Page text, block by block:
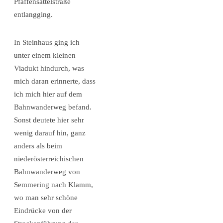
entlangging.
In Steinhaus ging ich
unter einem kleinen
Viadukt hindurch, was
mich daran erinnerte, dass
ich mich hier auf dem
Bahnwanderweg befand.
Sonst deutete hier sehr
wenig darauf hin, ganz
anders als beim
niederösterreichischen
Bahnwanderweg von
Semmering nach Klamm,
wo man sehr schöne
Eindrücke von der